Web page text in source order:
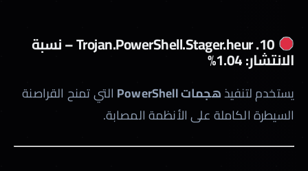
10. Trojan.PowerShell.Stager.heur – نسبة
الانتشار: 1.04%
يستخدم لتنفيذهجمات PowerShell
التي تمنح القراصنة
السيطرة الكاملة على الأنظمة المصابة.